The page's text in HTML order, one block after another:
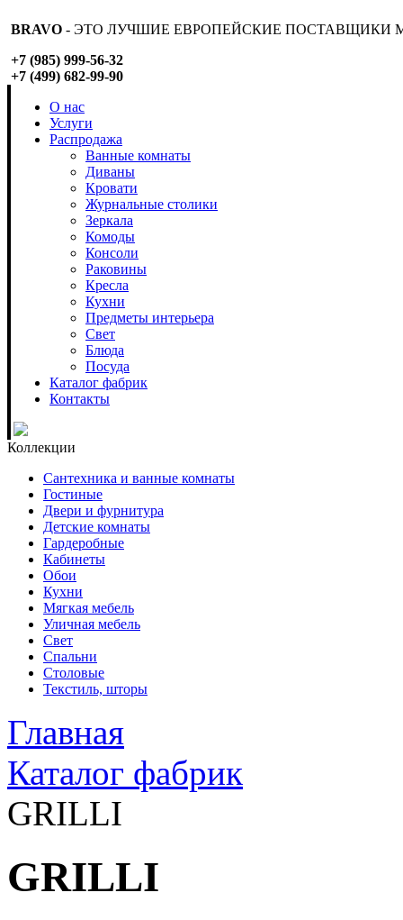
BRAVO - ЭТО ЛУЧШИЕ ЕВРОПЕЙСКИЕ ПОСТАВЩИКИ
+7 (985) 999-56-32
+7 (499) 682-99-90
О нас
Услуги
Распродажа
Ванные комнаты
Диваны
Кровати
Журнальные столики
Зеркала
Комоды
Консоли
Раковины
Кресла
Кухни
Предметы интерьера
Свет
Блюда
Посуда
Каталог фабрик
Контакты
Коллекции
Сантехника и ванные комнаты
Гостиные
Двери и фурнитура
Детские комнаты
Гардеробные
Кабинеты
Обои
Кухни
Мягкая мебель
Уличная мебель
Свет
Спальни
Столовые
Текстиль, шторы
Главная
Каталог фабрик
GRILLI
GRILLI